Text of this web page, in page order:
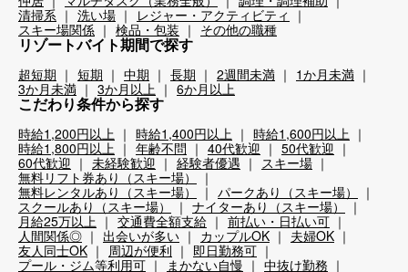
清掃系
洗い場
レジャー・アクティビティ
スキー場関係
検品・包装 その他の職種
リゾートバイト期間で探す
超短期 短期 中期 長期 2週間未満
1か月未満
3か月未満
3か月以上 6か月以上
こだわり条件から探す
時給1,200円以上 時給1,400円以上
時給1,600円以上
時給1,800円以上
年齢不問 40代歓迎
50代歓迎
60代歓迎
未経験歓迎 経験者優遇
スキー場
無料リフト券あり（スキー場）
無料レンタルあり（スキー場）
パークあり（スキー場）
スクールあり（スキー場）
ナイターあり（スキー場）
月給25万以上
交通費全額支給
前払い・日払い可
人間関係◎
出会いが多い カップルOK
夫婦OK
友人同士OK
周辺が便利
即日勤務可
プール・ジム等利用可
まかない自慢
中抜け勤務